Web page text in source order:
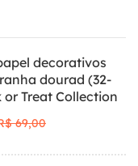
decorativos
dourad (32-
or Treat Collection
69,00